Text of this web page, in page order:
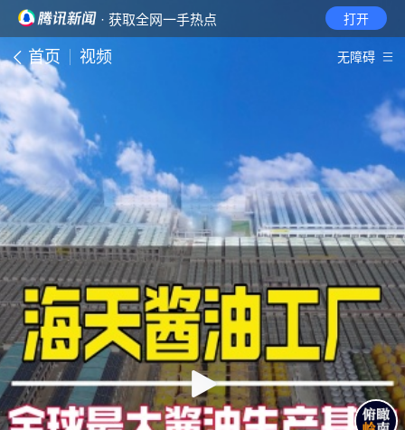
· 获取全网一手热点 打开
首页 视频 无障碍